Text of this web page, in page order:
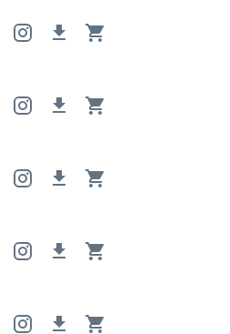
Elokuvamainen
Juhla joulu Juhla